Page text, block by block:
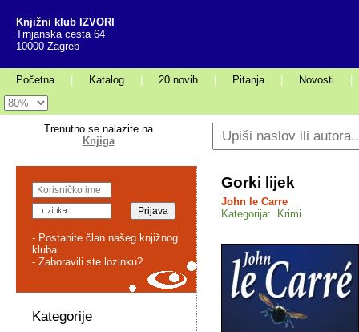
Knjižni klub IZVORI
Trnjanska cesta 64
10000 Zagreb
Početna Katalog 20 novih Pitanja Novosti
Trenutno se nalazite na
Knjiga
- Postanite član našeg knjižnog
kluba.
- Zaboravili ste lozinku?
Kategorije
Gorki lijek
John le Carre
Kategorija: Krimi